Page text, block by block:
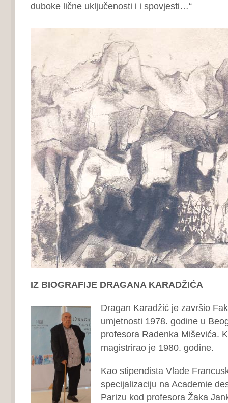
duboke lične uključenosti i i spovjesti…“
IZ BIOGRAFIJE DRAGANA KARADŽIĆA
Dragan Karadžić je završio
umjetnosti 1978. godine u
profesora Radenka Miševića.
magistrirao je 1980. godine.
Kao stipendista Vlade
specijalizaciju na Academie
Parizu kod profesora Žaka